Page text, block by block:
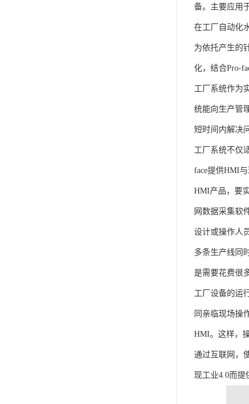
备。主要应用
在工厂自动化
为依托产生的
化，结合Pro-
工厂系统作为
统能向生产管
短时间内解决
工厂系统不仅
face提供HMI
HMI产品，要
网数据采集软
设计或操作人
多条生产线同
是需要花费很
工厂设备的运
同亲临现场操
HMI。这样，
通过互联网，
现工业4.0而提